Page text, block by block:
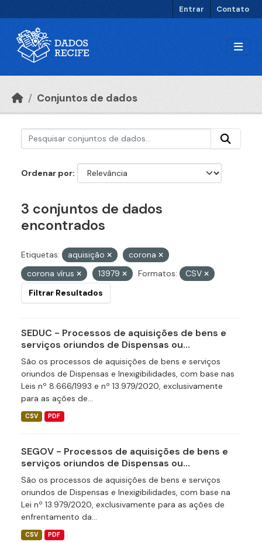
Entrar Contato
Conjuntos de dados
Ordenar por
3 conjuntos de dados
encontrados
Etiquetas: aquisição
corona
corona vírus
13979 Formatos:
CSV
Filtrar Resultados
SEDUC - Processos de aquisições de bens e
serviços oriundos de Dispensas ou...
São os processos de aquisições de bens e serviços
oriundos de Dispensas e Inexigibilidades, com base nas
Leis nº 8.666/1993 e nº 13.979/2020, exclusivamente
para as ações de...
CSV PDF
SEGOV - Processos de aquisições de bens e
serviços oriundos de Dispensas ou...
São os processos de aquisições de bens e serviços
oriundos de Dispensas e Inexigibilidades, com base na
Lei nº 13.979/2020, exclusivamente para as ações de
enfrentamento da...
CSV PDF